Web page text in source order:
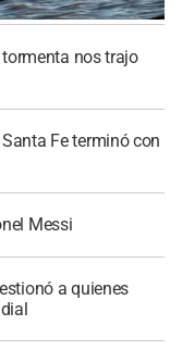
nos trajo
Fe terminó con
Messi
a quienes